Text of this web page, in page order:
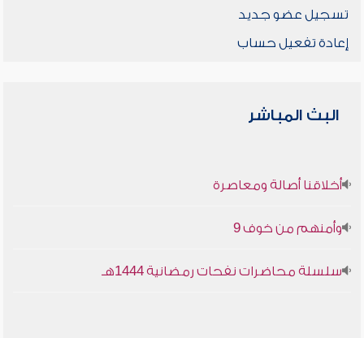
تسجيل عضو جديد
إعادة تفعيل حساب
البث المباشر
أخلاقنا أصالة ومعاصرة
وأمنهم من خوف 9
سلسلة محاضرات نفحات رمضانية 1444هـ